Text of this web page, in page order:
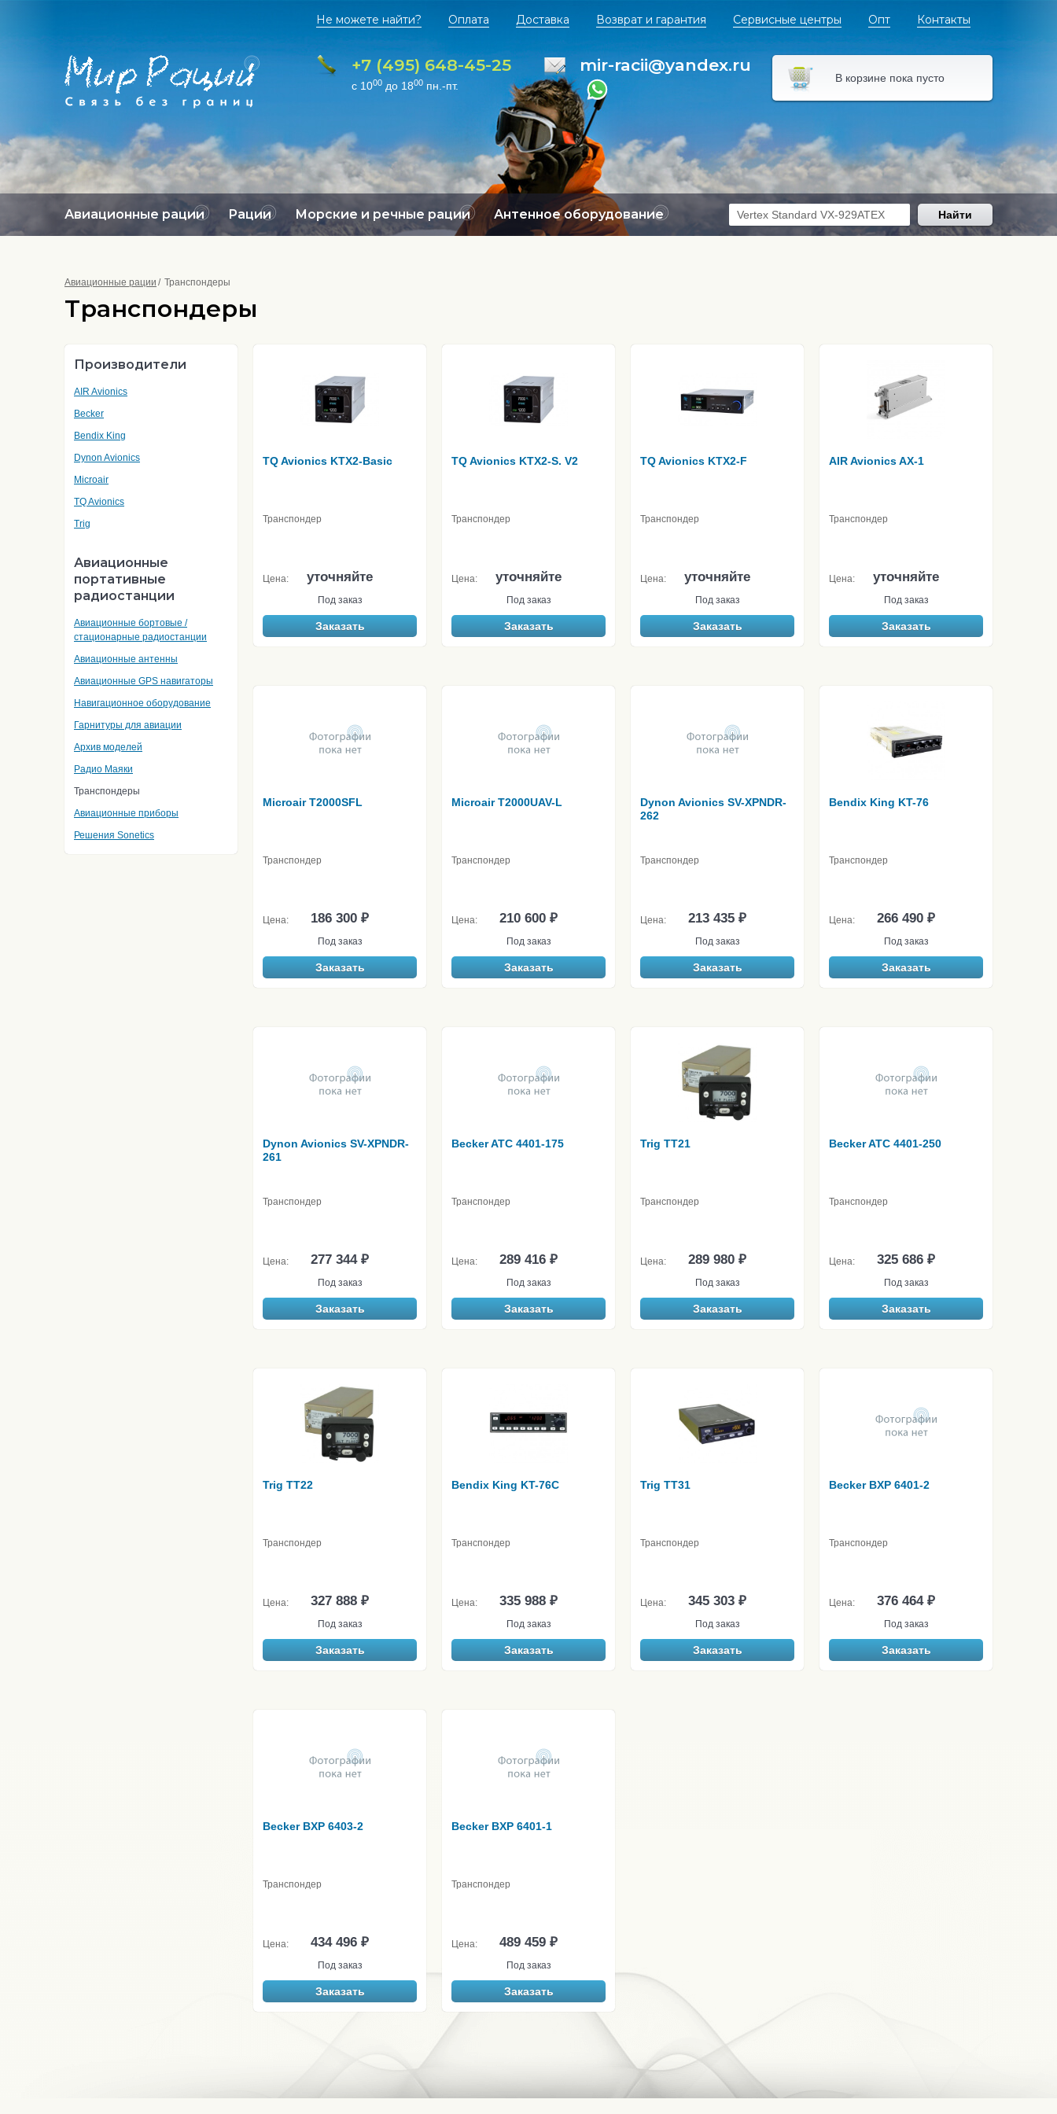
Не можете найти? Оплата Доставка Возврат и гарантия Сервисные центры Опт Контакты
+7 (495) 648-45-25
с 1000 до 1800 пн.-пт.
mir-racii@yandex.ru
В корзине пока пусто
Авиационные рации Рации Морские и речные рации Антенное оборудование Найти
Авиационные рации Транспондеры
Транспондеры
Производители
AIR Avionics
Becker
Bendix King
Dynon Avionics
Microair
TQ Avionics
Trig
Авиационные
портативные
радиостанции
Авиационные бортовые /
стационарные радиостанции
Авиационные антенны
Авиационные GPS навигаторы
Навигационное оборудование
Гарнитуры для авиации
Архив моделей
Радио Маяки
Транспондеры
Авиационные приборы
Решения Sonetics
TQ Avionics KTX2-Basic
Транспондер
Цена: уточняйте
Под заказ
Заказать
TQ Avionics KTX2-S. V2
Транспондер
Цена: уточняйте
Под заказ
Заказать
TQ Avionics KTX2-F
Транспондер
Цена: уточняйте
Под заказ
Заказать
AIR Avionics AX-1
Транспондер
Цена: уточняйте
Под заказ
Заказать
Microair T2000SFL
Транспондер
Цена: 186 300 ₽
Под заказ
Заказать
Microair T2000UAV-L
Транспондер
Цена: 210 600 ₽
Под заказ
Заказать
Dynon Avionics SV-XPNDR-
262
Транспондер
Цена: 213 435 ₽
Под заказ
Заказать
Bendix King KT-76
Транспондер
Цена: 266 490 ₽
Под заказ
Заказать
Dynon Avionics SV-XPNDR-
261
Транспондер
Цена: 277 344 ₽
Под заказ
Заказать
Becker ATC 4401-175
Транспондер
Цена: 289 416 ₽
Под заказ
Заказать
Trig TT21
Транспондер
Цена: 289 980 ₽
Под заказ
Заказать
Becker ATC 4401-250
Транспондер
Цена: 325 686 ₽
Под заказ
Заказать
Trig TT22
Транспондер
Цена: 327 888 ₽
Под заказ
Заказать
Bendix King KT-76C
Транспондер
Цена: 335 988 ₽
Под заказ
Заказать
Trig TT31
Транспондер
Цена: 345 303 ₽
Под заказ
Заказать
Becker BXP 6401-2
Транспондер
Цена: 376 464 ₽
Под заказ
Заказать
Becker BXP 6403-2
Транспондер
Цена: 434 496 ₽
Под заказ
Заказать
Becker BXP 6401-1
Транспондер
Цена: 489 459 ₽
Под заказ
Заказать